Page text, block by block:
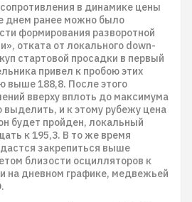
в динамике цены
днем ранее можно было
формирования разворотной
отката от локального down-
стартовой просадки в первый
привел к пробою этих
выше 188,8. После этого
вверху вплоть до максимума
и к этому рубежу цена
будет пройден, локальный
к 195,3. В то же время
закрепиться выше
близости осцилляторов к
на дневном графике, медвежьей